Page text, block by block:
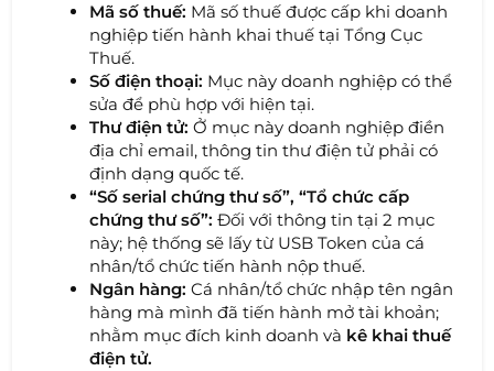
Mã số thuế: Mã số thuế được cấp khi doanh
nghiệp tiến hành khai thuế tại Tổng Cục
Thuế.
Số điện thoại: Mục này doanh nghiệp có thể
sửa để phù hợp với hiện tại.
Thư điện tử: Ở mục này doanh nghiệp điền
địa chỉ email, thông tin thư điện tử phải có
định dạng quốc tế.
“Số serial chứng thư số”, “Tổ chức cấp
chứng thư số”:Đối với thông tin tại 2 mục
này; hệ thống sẽ lấy từ USB Token của cá
nhân/tổ chức tiến hành nộp thuế.
Ngân hàng:Cá nhân/tổ chức nhập tên ngân
hàng mà mình đã tiến hành mở tài khoản;
nhằm mục đích kinh doanh và kê khai thuế
điện tử.